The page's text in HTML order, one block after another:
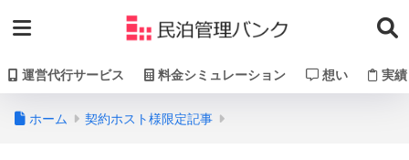
運営代行サービス 料金シミュレーション 想い 実績
ホーム 契約ホスト様限定記事